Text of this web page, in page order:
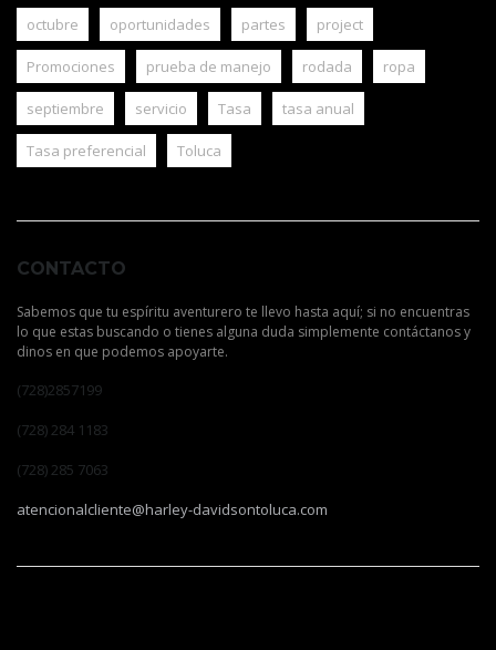
octubre oportunidades partes project
Promociones prueba de manejo rodada ropa
septiembre servicio Tasa tasa anual
Tasa preferencial Toluca
CONTACTO
Sabemos que tu espíritu aventurero te llevo hasta aquí; si no encuentras
lo que estas buscando o tienes alguna duda simplemente contáctanos y
dinos en que podemos apoyarte.
(728)2857199
(728) 284 1183
(728) 285 7063
atencionalcliente@harley-davidsontoluca.com